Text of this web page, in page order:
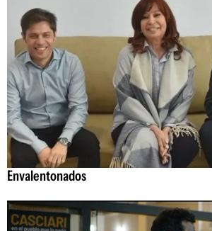
Envalentonados